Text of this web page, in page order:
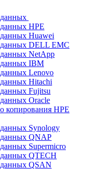
HPE
Huawei
DELL EMC
NetApp
IBM
Lenovo
Hitachi
Fujitsu
Oracle
копирования HPE
Synology
QNAP
Supermicro
QTECH
QSAN